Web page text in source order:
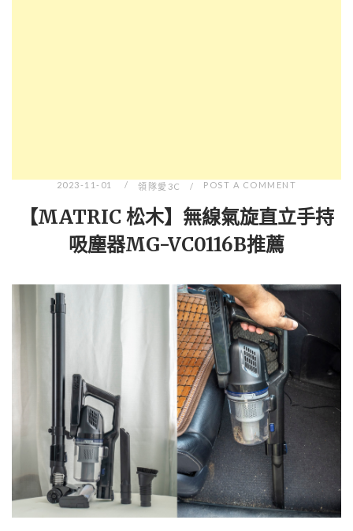
2023-11-01 領隊愛3C POST A COMMENT
【MATRIC 松木】無線氣旋直立手持
吸塵器MG-VC0116B推薦